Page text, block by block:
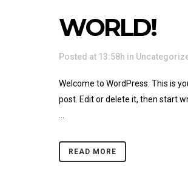
WORLD!
Posted at 13:58h in
Welcome to WordPress. This is
post. Edit or delete it, then start
READ MORE